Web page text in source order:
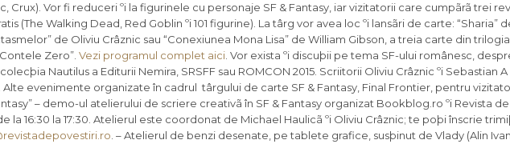
Crux). Vor fi reduceri ºi la figurinele cu personaje SF & Fantasy, iar vizitatorii care cumpãrã trei
(The Walking Dead, Red Goblin ºi 101 figurine). La târg vor avea loc ºi lansãri de carte: “Sharia”
de Oliviu Crâznic sau “Conexiunea Mona Lisa” de William Gibson, a treia carte din
Zero”. Vezi programul complet aici . Vor exista ºi discuþii pe tema SF-ului românesc,
Nautilus a Editurii Nemira, SRSFF sau ROMCON 2015. Scriitorii Oliviu Crâznic ºi Sebastian
evenimente organizate în cadrul târgului de carte SF & Fantasy, Final Frontier, pentru
– demo-ul atelierului de scriere creativã în SF & Fantasy organizat Bookblog.ro ºi Revista de
la 16:30 la 17:30. Atelierul este coordonat de Michael Haulicã ºi Oliviu Crâznic; te poþi înscrie
. – Atelierul de benzi desenate, pe tablete grafice, susþinut de Vlady (Alin